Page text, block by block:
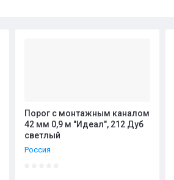
Порог с монтажным каналом
42 мм 0,9 м "Идеал", 212 Дуб
светлый
Россия